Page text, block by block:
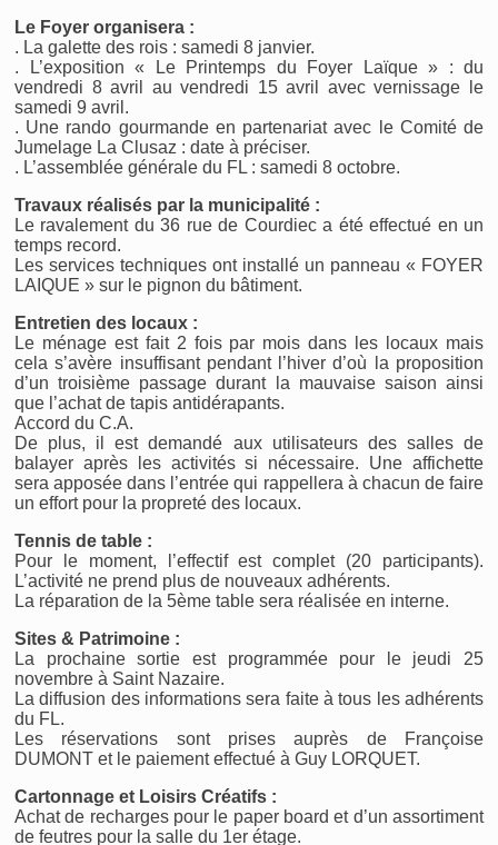
Le Foyer organisera :
. La galette des rois : samedi 8 janvier.
. L’exposition « Le Printemps du Foyer Laïque » : du
vendredi 8 avril au vendredi 15 avril avec vernissage le
samedi 9 avril.
. Une rando gourmande en partenariat avec le Comité de
Jumelage La Clusaz : date à préciser.
. L’assemblée générale du FL : samedi 8 octobre.
Travaux réalisés par la municipalité :
Le ravalement du 36 rue de Courdiec a été effectué en un
temps record.
Les services techniques ont installé un panneau « FOYER
LAIQUE » sur le pignon du bâtiment.
Entretien des locaux :
Le ménage est fait 2 fois par mois dans les locaux mais
cela s’avère insuffisant pendant l’hiver d’où la proposition
d’un troisième passage durant la mauvaise saison ainsi
que l’achat de tapis antidérapants.
Accord du C.A.
De plus, il est demandé aux utilisateurs des salles de
balayer après les activités si nécessaire. Une affichette
sera apposée dans l’entrée qui rappellera à chacun de faire
un effort pour la propreté des locaux.
Tennis de table :
Pour le moment, l’effectif est complet (20 participants).
L’activité ne prend plus de nouveaux adhérents.
La réparation de la 5ème table sera réalisée en interne.
Sites & Patrimoine :
La prochaine sortie est programmée pour le jeudi 25
novembre à Saint Nazaire.
La diffusion des informations sera faite à tous les adhérents
du FL.
Les réservations sont prises auprès de Françoise
DUMONT et le paiement effectué à Guy LORQUET.
Cartonnage et Loisirs Créatifs :
Achat de recharges pour le paper board et d’un assortiment
de feutres pour la salle du 1er étage.